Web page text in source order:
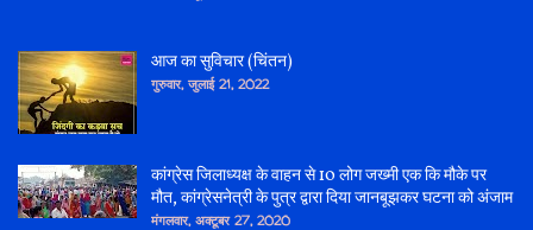
आज का सुविचार (चिंतन)
गुरुवार, जुलाई 21, 2022
कांग्रेस जिलाध्यक्ष के वाहन से 10 लोग जख्मी एक कि मौके पर
मौत, कांग्रेसनेत्री के पुत्र द्वारा दिया जानबूझकर घटना को अंजाम
मंगलवार, अक्टूबर 27, 2020